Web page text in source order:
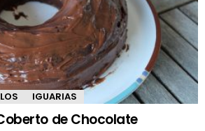
IGUARIAS
de Chocolate